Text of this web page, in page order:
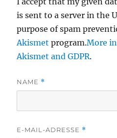
is sent to a server in the
purpose of spam
Akismet program.More
Akismet and GDPR.
NAME *
E-MAIL-ADRESSE *